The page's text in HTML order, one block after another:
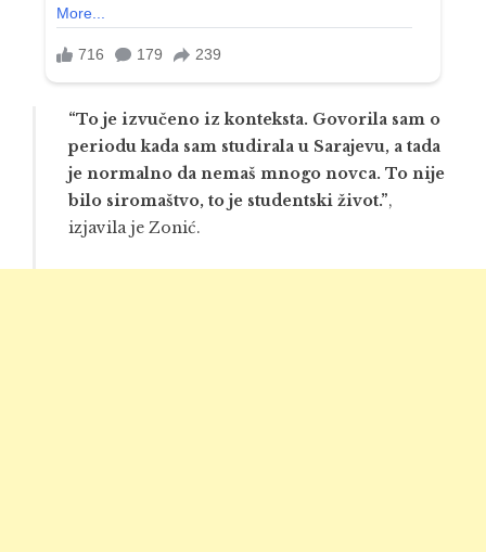
“To je izvučeno iz konteksta. Govorila sam o
periodu kada sam studirala u Sarajevu, a tada
je normalno da nemaš mnogo novca. To nije
bilo siromaštvo, to je studentski život.”,
izjavila je Zonić.